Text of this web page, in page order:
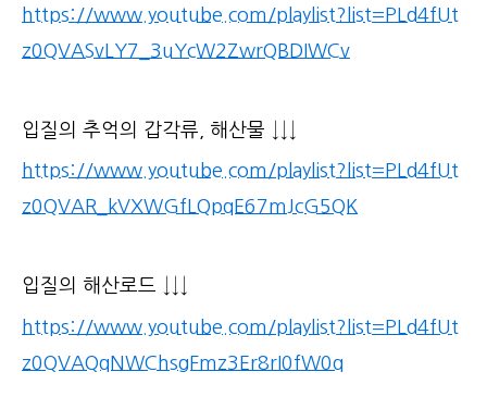
https://www.youtube.com/playlist?list=PLd4fUt
z0QVASvLY7_3uYcW2ZwrQBDIWCv
입질의 추억의 갑각류, 해산물 ↓↓↓
https://www.youtube.com/playlist?list=PLd4fUt
z0QVAR_kVXWGfLQpqE67mJcG5QK
입질의 해산로드 ↓↓↓
https://www.youtube.com/playlist?list=PLd4fUt
z0QVAQqNWChsgFmz3Er8rI0fW0q